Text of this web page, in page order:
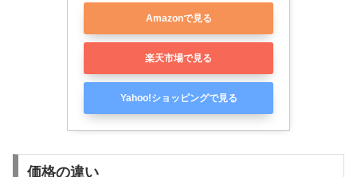
Amazonで見る
楽天市場で見る
Yahoo!ショッピングで見る
価格の違い